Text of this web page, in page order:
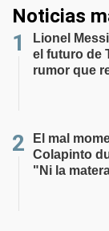
Noticias
Lionel
el futuro de
rumor que
El mal
Colapinto
"Ni la